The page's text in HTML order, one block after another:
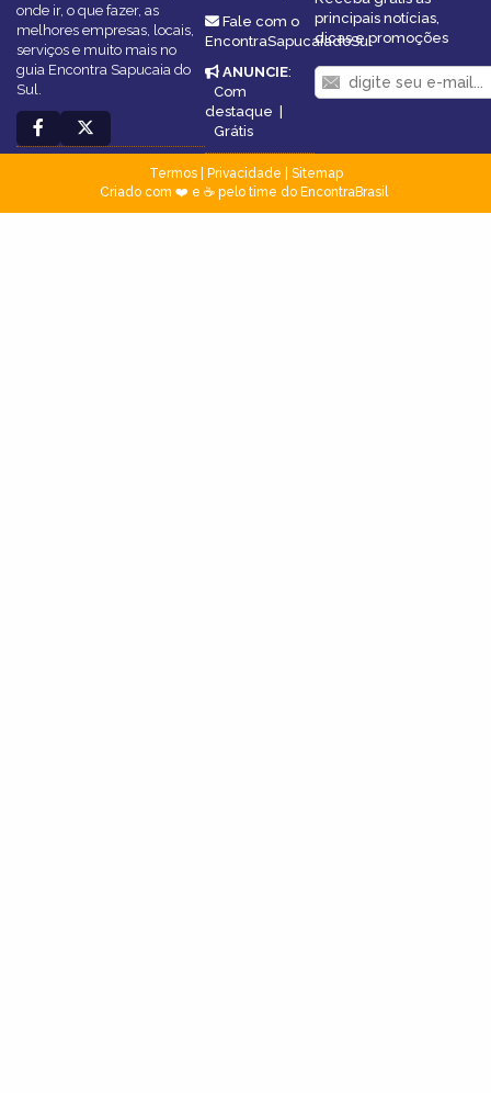
onde ir, o que fazer, as
melhores empresas, locais,
serviços e muito mais no
guia Encontra Sapucaia do
Sul.
Fale com o
EncontraSapucaiadoSul
ANUNCIE:
Com
destaque |
Grátis
principais notícias,
dicas e promoções
Termos| Privacidade
Sitemap
Criado com ❤️ e ☕ pelo time do EncontraBrasil